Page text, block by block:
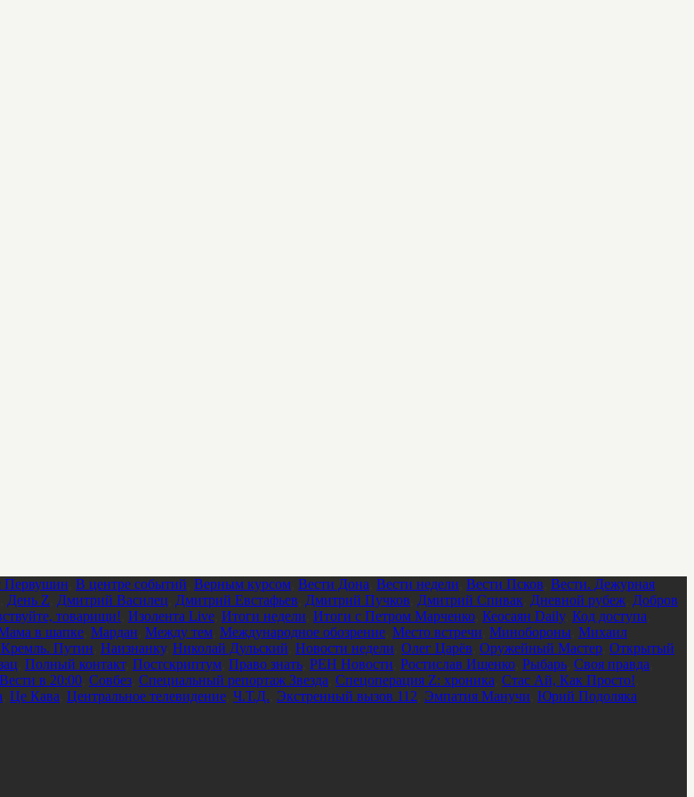
Первушин В центре событий Верным курсом Вести Дона Вести недели Вести Псков Вести. Дежурная
День Z Дмитрий Василец Дмитрий Евстафьев Дмитрий Пучков Дмитрий Спивак Дневной рубеж Добров
товарищи! Изолента Live Итоги недели Итоги с Петром Марченко Кеосаян Daily, Код доступа
в шапке Мардан Между тем Международное обозрение Место встречи Минобороны Михаил
Путин Наизнанку, Николай Дульский Новости недели Олег Царёв Оружейный Мастер Открытый
Полный контакт, Постскриптум Право знать РЕН Новости Ростислав Ищенко Рыбарь Своя правда
в 20:00 Совбез Специальный репортаж Звезда Спецоперация Z: хроника Стас Ай, Как Просто!
Це Кава Центральное телевидение Ч.Т.Д. Экстренный вызов 112 Эмпатия Манучи Юрий Подоляка